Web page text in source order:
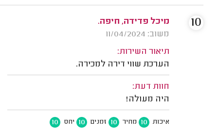
מיכל פדידה, חיפה.
משוב: 11/04/2024
תיאור השירות:
הערכת שווי דירה למכירה.
חוות דעת:
היה מעולה!
איכות 10 מחיר 10 זמנים 10 יחס 10
10